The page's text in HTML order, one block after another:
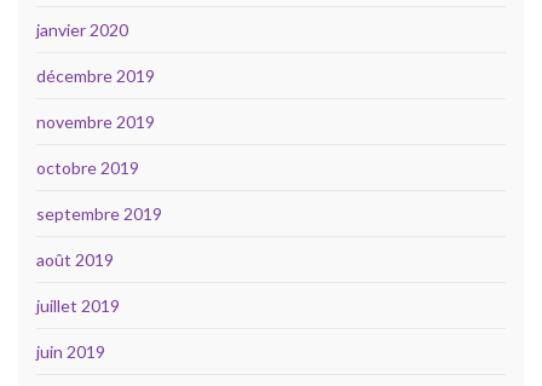
janvier 2020
décembre 2019
novembre 2019
octobre 2019
septembre 2019
août 2019
juillet 2019
juin 2019